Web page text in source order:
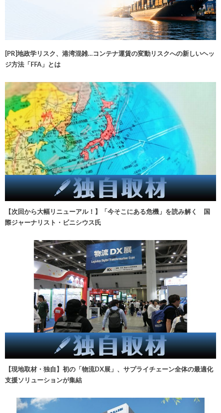
[PR]地政学リスク、港湾混雑…コンテナ運賃の変動リスクへの新しいヘッ
ジ方法「FFA」とは
【次回から大幅リニューアル！】「今そこにある危機」を読み解く 国
際ジャーナリスト・ビニシウス氏
【現地取材・独自】初の「物流DX展」、サプライチェーン全体の最適化
支援ソリューションが集結